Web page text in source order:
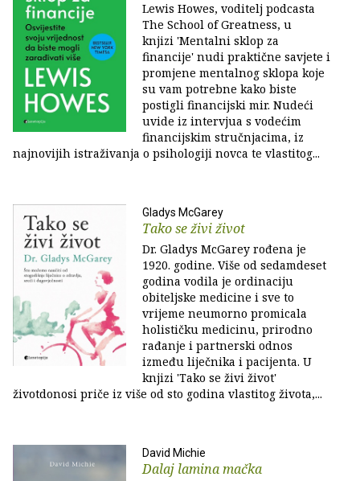
Lewis Howes, voditelj podcasta
The School of Greatness, u
knjizi 'Mentalni sklop za
financije' nudi praktične savjete i
promjene mentalnog sklopa koje
su vam potrebne kako biste
postigli financijski mir. Nudeći
uvide iz intervjua s vodećim
financijskim stručnjacima, iz
najnovijih istraživanja o psihologiji novca te vlastitog...
Gladys McGarey
Tako se živi život
Dr. Gladys McGarey rođena je
1920. godine. Više od sedamdeset
godina vodila je ordinaciju
obiteljske medicine i sve to
vrijeme neumorno promicala
holističku medicinu, prirodno
rađanje i partnerski odnos
između liječnika i pacijenta. U
knjizi 'Tako se živi život'
životdonosi priče iz više od sto godina vlastitog života,...
David Michie
Dalaj lamina mačka